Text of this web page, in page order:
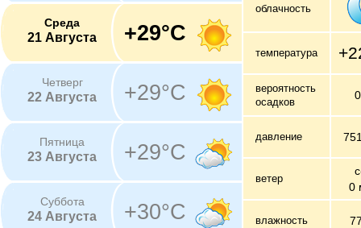
Среда
21 Августа +29°C
Четверг
22 Августа +29°C
Пятница
23 Августа +29°C
Суббота
24 Августа +30°C
облачность
температура
вероятность
осадков
давление
ветер
0
влажность